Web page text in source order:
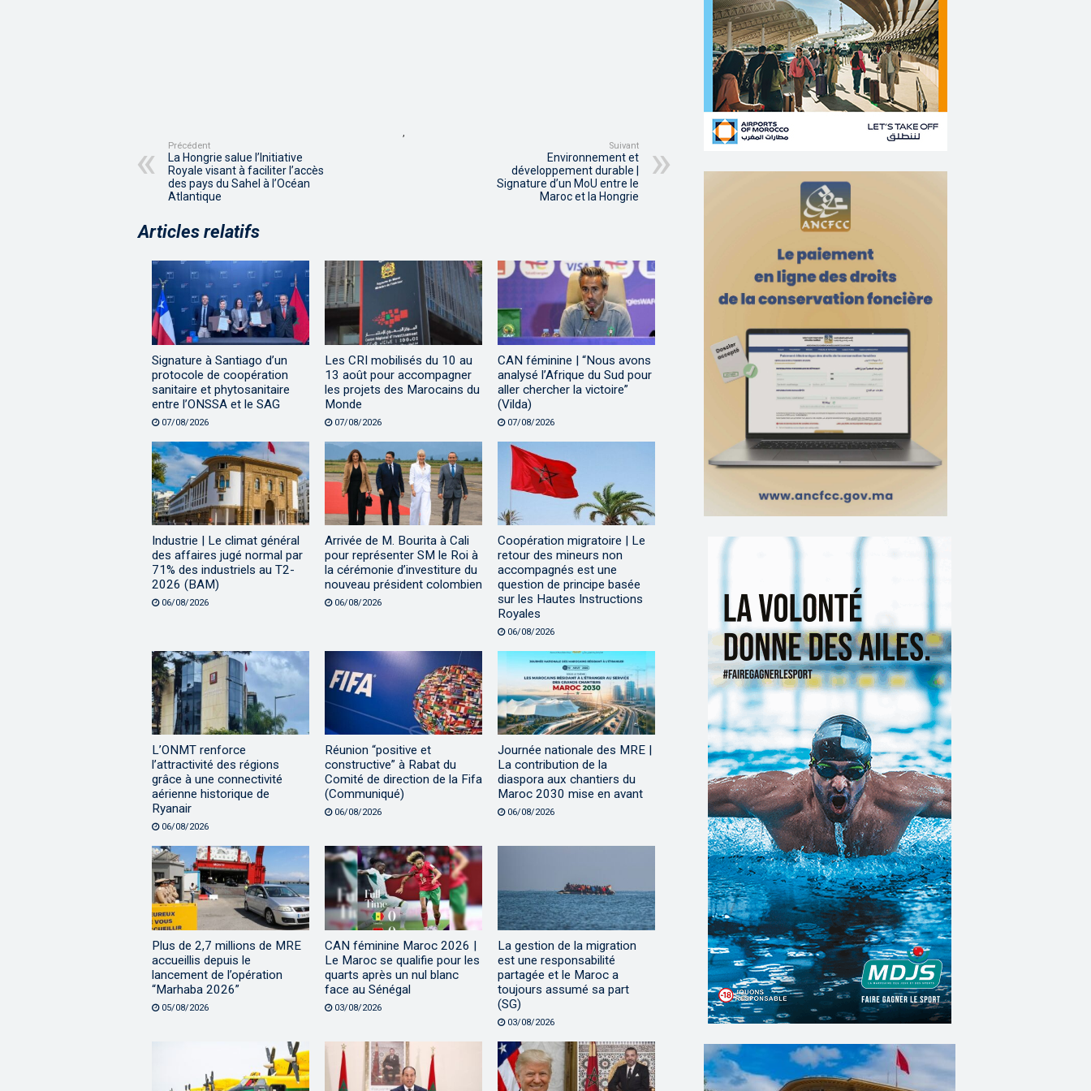
,
Précédent
La Hongrie salue l’Initiative
Royale visant à faciliter l’accès
des pays du Sahel à l’Océan
Atlantique
Suivant
Environnement et
développement durable |
Signature d’un MoU entre le
Maroc et la Hongrie
Articles relatifs
Signature à Santiago d’un
protocole de coopération
sanitaire et phytosanitaire
entre l’ONSSA et le SAG
07/08/2026
Les CRI mobilisés du 10 au
13 août pour accompagner
les projets des Marocains du
Monde
07/08/2026
CAN féminine | “Nous avons
analysé l’Afrique du Sud pour
aller chercher la victoire”
(Vilda)
07/08/2026
Industrie | Le climat général
des affaires jugé normal par
71% des industriels au T2-
2026 (BAM)
06/08/2026
Arrivée de M. Bourita à Cali
pour représenter SM le Roi à
la cérémonie d’investiture du
nouveau président colombien
06/08/2026
Coopération migratoire | Le
retour des mineurs non
accompagnés est une
question de principe basée
sur les Hautes Instructions
Royales
06/08/2026
L’ONMT renforce
l’attractivité des régions
grâce à une connectivité
aérienne historique de
Ryanair
06/08/2026
Réunion “positive et
constructive” à Rabat du
Comité de direction de la Fifa
(Communiqué)
06/08/2026
Journée nationale des MRE |
La contribution de la
diaspora aux chantiers du
Maroc 2030 mise en avant
06/08/2026
Plus de 2,7 millions de MRE
accueillis depuis le
lancement de l’opération
“Marhaba 2026”
05/08/2026
CAN féminine Maroc 2026 |
Le Maroc se qualifie pour les
quarts après un nul blanc
face au Sénégal
03/08/2026
La gestion de la migration
est une responsabilité
partagée et le Maroc a
toujours assumé sa part
(SG)
03/08/2026